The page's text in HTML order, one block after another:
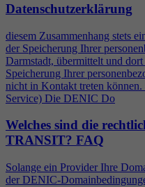
Datenschutzerklärung
diesem Zusammenhang stets
der Speicherung Ihrer
Darmstadt, übermittelt und
Speicherung Ihrer
nicht in Kontakt treten können.
Service) Die DENIC Do
Welches sind die
TRANSIT? FAQ
Solange ein Provider Ihre
der DENIC-